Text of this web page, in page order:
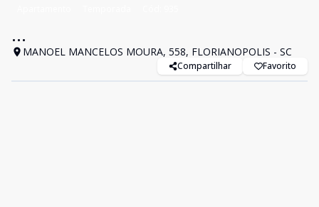
...
MANOEL MANCELOS MOURA, 558, FLORIANOPOLIS - SC
Compartilhar Favorito